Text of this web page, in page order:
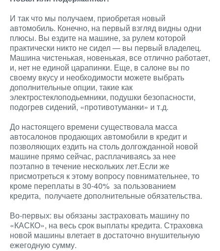
И так что мы получаем, приобретая новый
автомобиль. Конечно, на первый взгляд видны одни
плюсы. Вы ездите на машине, за рулем которой
практически никто не сидел — вы первый владелец.
Машина чистенькая, новенькая, все отлично работает,
и, нет не единой царапинки. Еще, в салоне вы по
своему вкусу и необходимости можете выбрать
дополнительные опции, такие как
электростеклоподьемники, подушки безопасности,
подогрев сидений, «противотуманки» и т.д.
До настоящего времени существовала масса
автосалонов продающих автомобили в кредит и
позволяющих ездить на столь долгожданной новой
машине прямо сейчас, расплачиваясь за нее
поэтапно в течение нескольких лет.Если же
присмотреться к этому вопросу повнимательнее, то
кроме переплаты в 30-40% за пользованием
кредита, получаете дополнительные обязательства.
Во-первых: вы обязаны застраховать машину по
«КАСКО», на весь срок выплаты кредита. Страховка
новой машины влетает в достаточно внушительную
ежегодную сумму.